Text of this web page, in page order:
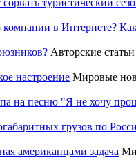
туристический
в Интернете?
Авторские статьи
настроение Мировые
на песню "Я не хочу
грузов по
американцами задача